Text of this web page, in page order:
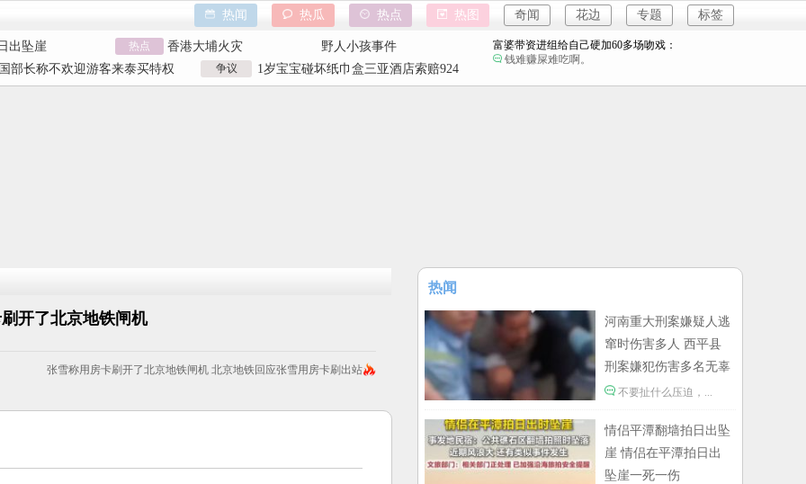
标签
专题
花边
奇闻
热图
热点
热瓜
热闻
出坠崖
裤颜面尽失
三亚酒店索赔
热点 香港大埔火灾
野人小孩事件
天水血铅异常事件
山西大同订婚强奸案
特朗普泽连斯基吵架
吉林大爷救助重庆游客
部长称不欢迎游客来泰买特权
部长争议发言
争议
1岁宝宝碰坏纸巾盒三亚酒店索赔924
元 纸巾盒碰坏酒店索赔924
每一个不敬畏自然的人，都受到了自然的惩罚。
富婆带资进组给自己硬加60多场吻戏：
钱难赚屎难吃啊。
名创优品一次性内裤颜面尽失：
钱难赚屎难吃啊。
名创优品一次性内裤颜面尽失：
原谅我不厚道的笑了。
河南三支一扶考试存在规模性组织作弊犯罪：
体都拼命搞钱了。
1岁宝宝碰坏纸巾盒三亚酒店索赔924元：
还记得碰瓷这个词的字面意思吗？
开了北京地铁闸机
张雪称用房卡刷开了北京地铁闸机 北京地铁回应张雪用房卡刷出站
热闻
河南重大刑案嫌疑人逃
窜时伤害多人 西平县
刑案嫌犯伤害多名无辜
群众不要扯什么压迫，...
情侣平潭翻墙拍日出坠
崖 情侣在平潭拍日出
坠崖一死一伤